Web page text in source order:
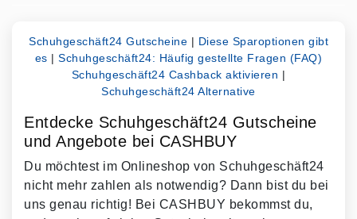
Schuhgeschäft24 Gutscheine | Diese Sparoptionen gibt
es |Schuhgeschäft24: Häufig gestellte Fragen (FAQ)
Schuhgeschäft24 Cashback aktivieren |
Schuhgeschäft24 Alternative
Entdecke Schuhgeschäft24 Gutscheine
und Angebote bei CASHBUY
Du möchtest im Onlineshop von Schuhgeschäft24
nicht mehr zahlen als notwendig? Dann bist du bei
uns genau richtig! Bei CASHBUY bekommst du,